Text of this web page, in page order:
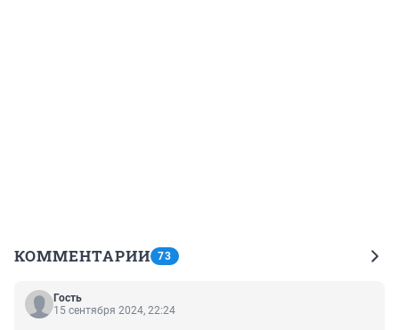
КОММЕНТАРИИ 73
Гость
15 сентября 2024, 22:24